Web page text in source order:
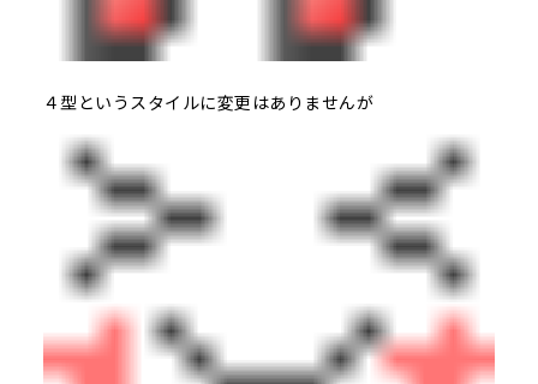
４型というスタイルに変更はありませんが